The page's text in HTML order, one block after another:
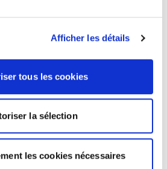
Afficher les détails
tous les cookies
la sélection
les cookies nécessaires
Rabelle